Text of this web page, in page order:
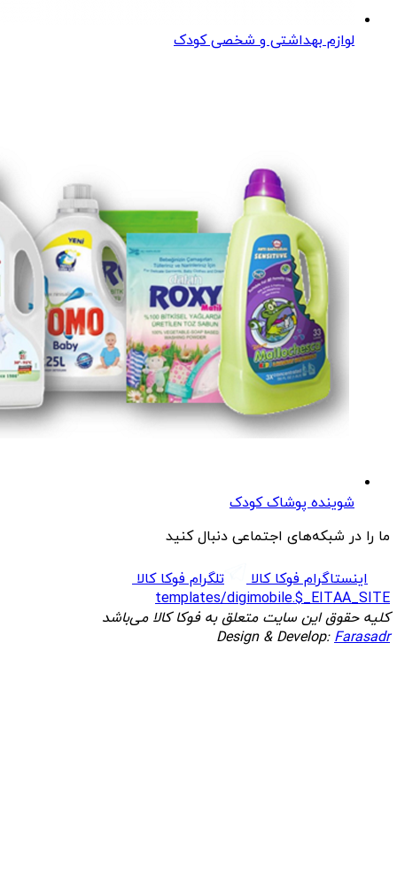
لوازم بهداشتی و شخصی کودک
شوینده پوشاک کودک
ما را در شبکه‌های اجتماعی دنبال کنید
اینستاگرام فوکا کالا
تلگرام فوکا کالا
templates/digimobile.$_EITAA_SITE
کلیه حقوق این سایت متعلق به فوکا کالا می‌باشد
Design & Develop:Farasadr